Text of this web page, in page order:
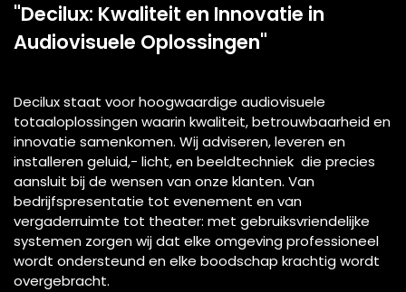
"Decilux: Kwaliteit en Innovatie in
Audiovisuele Oplossingen"
Decilux staat voor hoogwaardige audiovisuele
totaaloplossingen waarin kwaliteit, betrouwbaarheid en
innovatie samenkomen. Wij adviseren, leveren en
installeren geluid,- licht, en beeldtechniek die precies
aansluit bij de wensen van onze klanten. Van
bedrijfspresentatie tot evenement en van
vergaderruimte tot theater: met gebruiksvriendelijke
systemen zorgen wij dat elke omgeving professioneel
wordt ondersteund en elke boodschap krachtig wordt
overgebracht.